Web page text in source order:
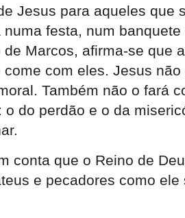
Jesus para aqueles que
festa, num
Marcos, afirma-se que
com eles. Jesus
Também não o fará
do perdão e o da
que o Reino de
e pecadores como